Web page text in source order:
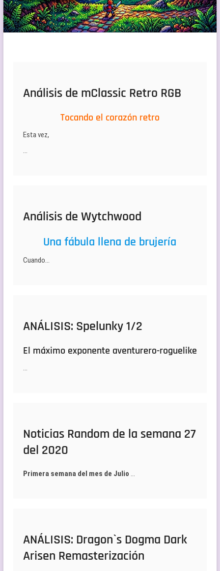
Análisis de mClassic Retro RGB
Tocando el corazón retro
Esta vez,
Análisis de Wytchwood
Una fábula llena de brujería
Cuando…
ANÁLISIS: Spelunky 1/2
El máximo exponente aventurero-roguelike
Noticias Random de la semana 27
del 2020
Primera semana del mes de Julio
ANÁLISIS: Dragon`s Dogma Dark
Arisen Remasterización